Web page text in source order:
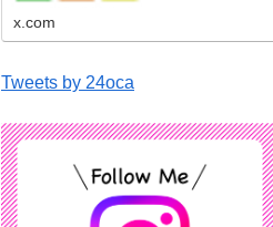
ています。
x.com
Tweets by 24oca